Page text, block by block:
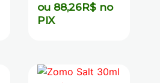
ou 88,26R$ no
PIX